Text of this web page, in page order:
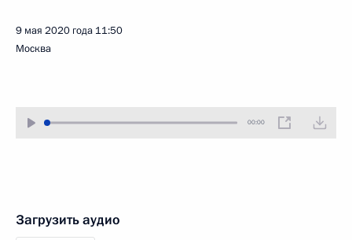
9 мая 2020 года 11:50
Москва
00:00
Загрузить аудио